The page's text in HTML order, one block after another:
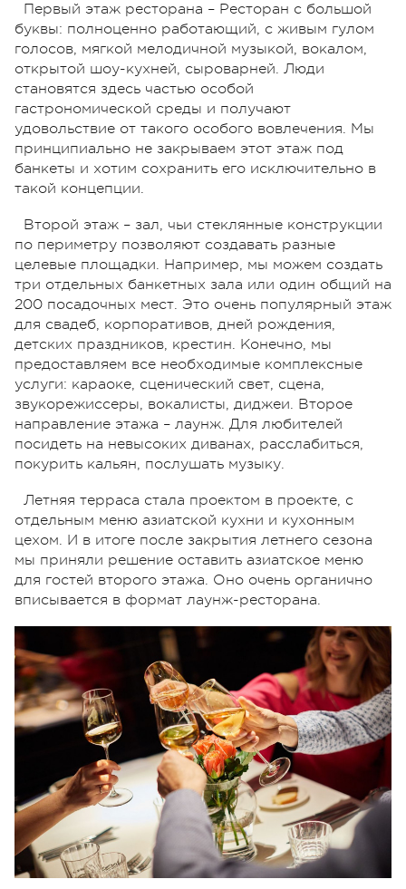
Первый этаж ресторана – Ресторан с большой
буквы: полноценно работающий, с живым гулом
голосов, мягкой мелодичной музыкой, вокалом,
открытой шоу-кухней, сыроварней. Люди
становятся здесь частью особой
гастрономической среды и получают
удовольствие от такого особого вовлечения. Мы
принципиально не закрываем этот этаж под
банкеты и хотим сохранить его исключительно в
такой концепции.
Второй этаж – зал, чьи стеклянные конструкции
по периметру позволяют создавать разные
целевые площадки. Например, мы можем создать
три отдельных банкетных зала или один общий на
200 посадочных мест. Это очень популярный этаж
для свадеб, корпоративов, дней рождения,
детских праздников, крестин. Конечно, мы
предоставляем все необходимые комплексные
услуги: караоке, сценический свет, сцена,
звукорежиссеры, вокалисты, диджеи. Второе
направление этажа – лаунж. Для любителей
посидеть на невысоких диванах, расслабиться,
покурить кальян, послушать музыку.
Летняя терраса стала проектом в проекте, с
отдельным меню азиатской кухни и кухонным
цехом. И в итоге после закрытия летнего сезона
мы приняли решение оставить азиатское меню
для гостей второго этажа. Оно очень органично
вписывается в формат лаунж-ресторана.